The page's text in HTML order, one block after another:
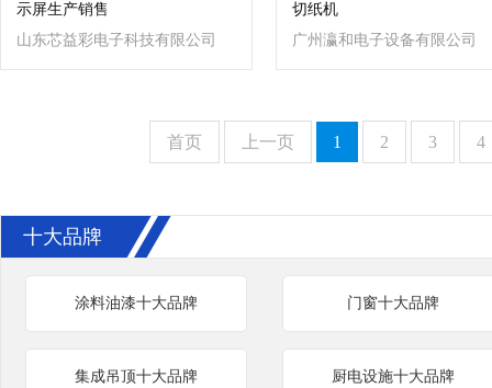
示屏生产销售
山东芯益彩电子科技有限公司
切纸机
广州瀛和电子设备有限公司
首页 上一页 1 2 3 4
十大品牌
涂料油漆十大品牌 门窗十大品牌
集成吊顶十大品牌 厨电设施十大品牌